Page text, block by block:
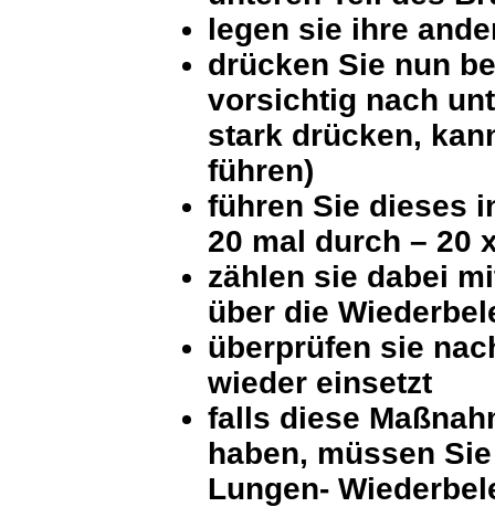
legen sie ihre
drücken Sie nun
vorsichtig nach
stark drücken,
führen)
führen Sie dieses
20 mal durch – 20
zählen sie dabei
über die
überprüfen sie
wieder einsetzt
falls diese
haben, müssen
Lungen-